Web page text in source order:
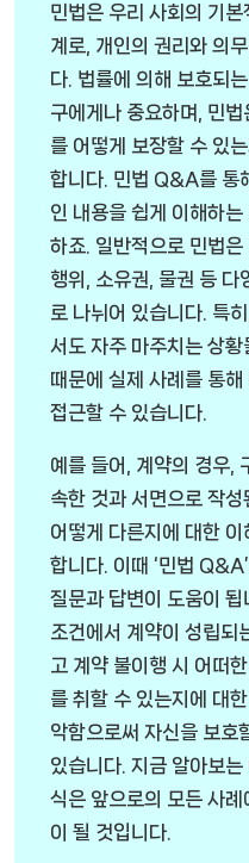
민법은 우리 사회의 기본
계로, 개인의 권리와 의무
다. 법률에 의해 보호되
구에게나 중요하며, 민법
를 어떻게 보장할 수 있
합니다. 민법 Q&A를 통
인 내용을 쉽게 이해하는
하죠. 일반적으로 민법은
행위, 소유권, 물권 등 다
로 나뉘어 있습니다. 특히
서도 자주 마주치는 상황
때문에 실제 사례를 통해
접근할 수 있습니다.
예를 들어, 계약의 경우,
속한 것과 서면으로 작성
어떻게 다른지에 대한 이
합니다. 이때 ‘민법
질문과 답변이 도움이 됩
조건에서 계약이 성립되
고 계약 불이행 시 어떠
를 취할 수 있는지에 대
악함으로써 자신을 보호
있습니다. 지금 알아보는
식은 앞으로의 모든 사례
이 될 것입니다.